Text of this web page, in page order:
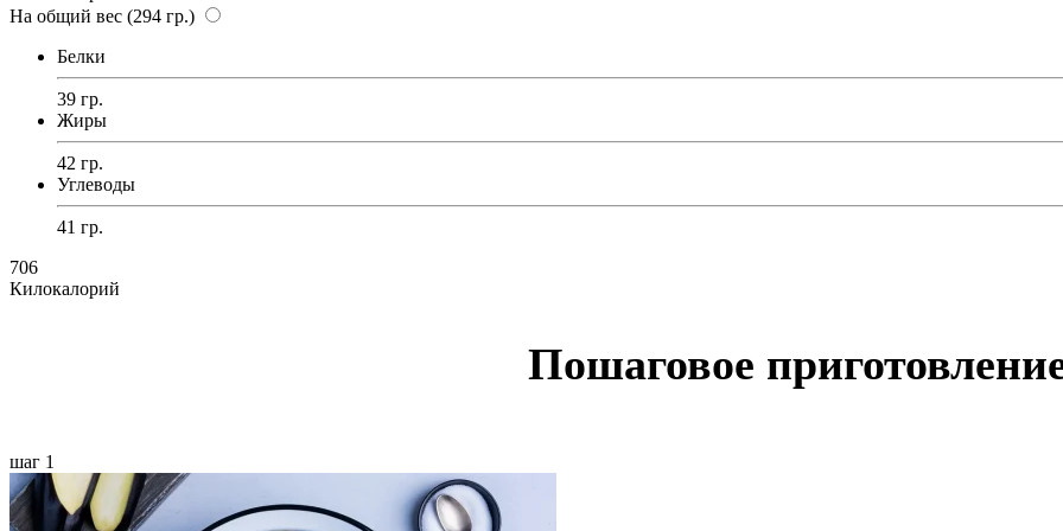
На общий вес (294 гр.)
Белки
39 гр.
Жиры
42 гр.
Углеводы
41 гр.
706
Килокалорий
Пошаговое
шаг 1